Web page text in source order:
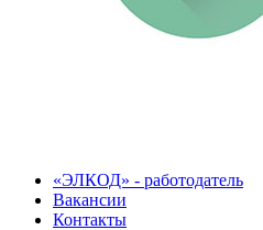
«ЭЛКОД» - работодатель
Вакансии
Контакты